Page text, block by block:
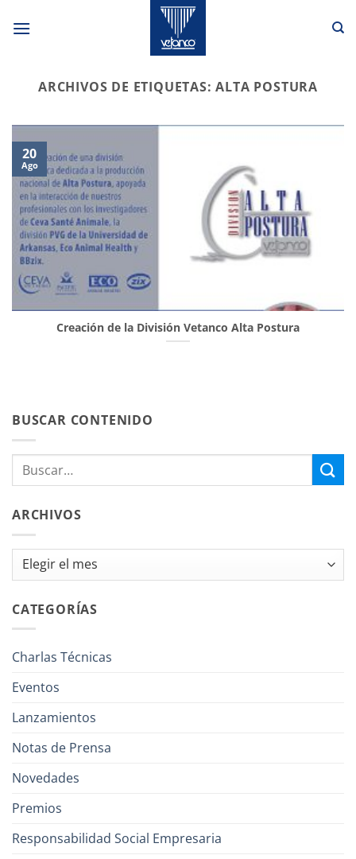
ARCHIVOS DE ETIQUETAS:ALTA POSTURA
Creación de la División Vetanco Alta Postura
20
Ago
BUSCAR CONTENIDO
ARCHIVOS
Archivos
CATEGORÍAS
Charlas Técnicas
Eventos
Lanzamientos
Notas de Prensa
Novedades
Premios
Responsabilidad Social Empresaria